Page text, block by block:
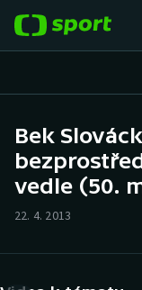
Hokej
Bek
vedle (50.
22. 4. 2013